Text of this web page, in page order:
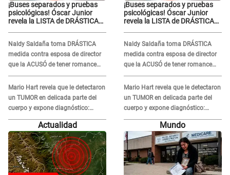
¡Buses separados y pruebas
psicológicas! Óscar Junior
revela la LISTA de DRÁSTICAS
en 'La Bella Luz' tras caso
Naldy Saldaña
Naldy Saldaña toma DRÁSTICA
medida contra esposa de director
que la ACUSÓ de tener romance
con él: "Muy triste..."
Mario Hart revela que le detectaron
un TUMOR en delicada parte del
cuerpo y expone diagnóstico:
"Dolores muy fuertes..."
¡Buses separados y pruebas
psicológicas! Óscar Junior
revela la LISTA de DRÁSTICAS
en 'La Bella Luz' tras caso
Naldy Saldaña
Naldy Saldaña toma DRÁSTICA
medida contra esposa de director
que la ACUSÓ de tener romance
con él: "Muy triste..."
Mario Hart revela que le detectaron
un TUMOR en delicada parte del
cuerpo y expone diagnóstico:
"Dolores muy fuertes..."
Actualidad Mundo